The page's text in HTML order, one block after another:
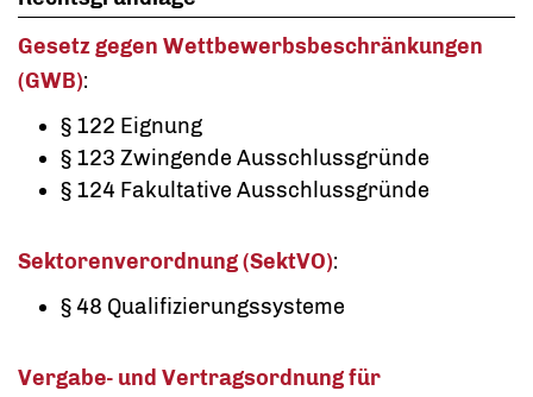
Gesetz gegen Wettbewerbsbeschränkungen
(GWB):
§ 122 Eignung
§ 123 Zwingende Ausschlussgründe
§ 124 Fakultative Ausschlussgründe
Sektorenverordnung (SektVO):
§ 48 Qualifizierungssysteme
Vergabe- und Vertragsordnung für